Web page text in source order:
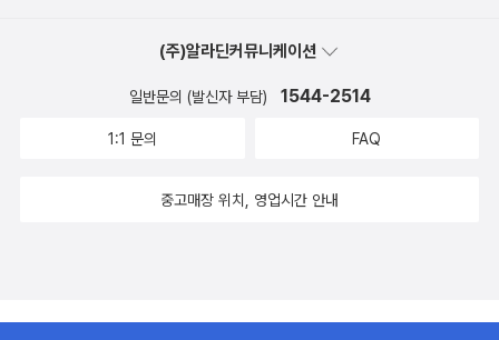
(주)알라딘커뮤니케이션
일반문의 (발신자 부담) 1544-2514
1:1 문의 FAQ
중고매장 위치, 영업시간 안내